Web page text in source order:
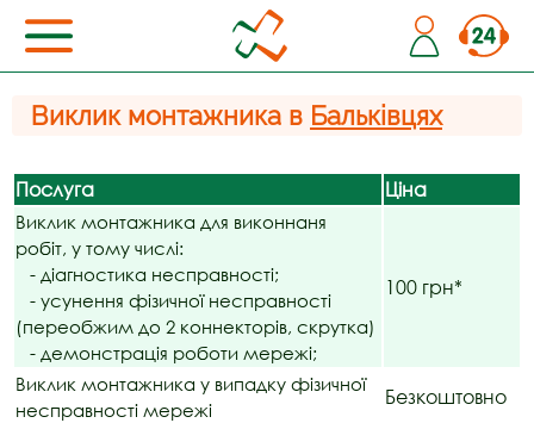
Виклик монтажника в Бальківцях
Послуга Ціна
Виклик монтажника для виконнаня
робіт, у тому числі:
- діагностика несправності;
- усунення фізичної несправності
(переобжим до 2 коннекторів, скрутка)
- демонстрація роботи мережі;
100 грн*
Виклик монтажника у випадку фізичної
несправності мережі
Безкоштовно